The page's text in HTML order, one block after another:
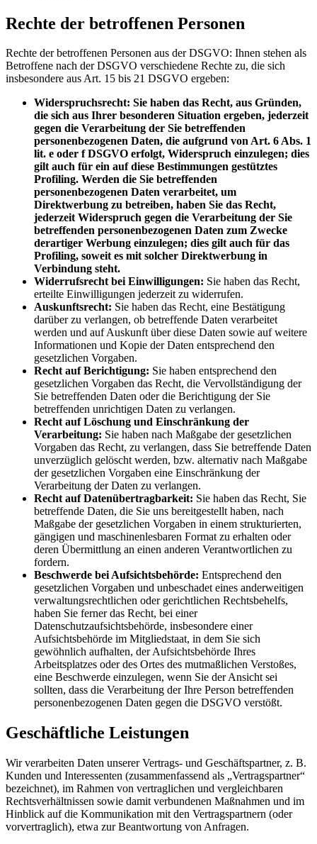
Rechte der betroffenen Personen
Rechte der betroffenen Personen aus der DSGVO: Ihnen stehen als
Betroffene nach der DSGVO verschiedene Rechte zu, die sich
insbesondere aus Art. 15 bis 21 DSGVO ergeben:
Widerspruchsrecht: Sie haben das Recht, aus Gründen,
die sich aus Ihrer besonderen Situation ergeben, jederzeit
gegen die Verarbeitung der Sie betreffenden
personenbezogenen Daten, die aufgrund von Art. 6 Abs. 1
lit. e oder f DSGVO erfolgt, Widerspruch einzulegen; dies
gilt auch für ein auf diese Bestimmungen gestütztes
Profiling. Werden die Sie betreffenden
personenbezogenen Daten verarbeitet, um
Direktwerbung zu betreiben, haben Sie das Recht,
jederzeit Widerspruch gegen die Verarbeitung der Sie
betreffenden personenbezogenen Daten zum Zwecke
derartiger Werbung einzulegen; dies gilt auch für das
Profiling, soweit es mit solcher Direktwerbung in
Verbindung steht.
Widerrufsrecht bei Einwilligungen: Sie haben das Recht,
erteilte Einwilligungen jederzeit zu widerrufen.
Auskunftsrecht: Sie haben das Recht, eine Bestätigung
darüber zu verlangen, ob betreffende Daten verarbeitet
werden und auf Auskunft über diese Daten sowie auf weitere
Informationen und Kopie der Daten entsprechend den
gesetzlichen Vorgaben.
Recht auf Berichtigung: Sie haben entsprechend den
gesetzlichen Vorgaben das Recht, die Vervollständigung der
Sie betreffenden Daten oder die Berichtigung der Sie
betreffenden unrichtigen Daten zu verlangen.
Recht auf Löschung und Einschränkung der
Verarbeitung: Sie haben nach Maßgabe der gesetzlichen
Vorgaben das Recht, zu verlangen, dass Sie betreffende Daten
unverzüglich gelöscht werden, bzw. alternativ nach Maßgabe
der gesetzlichen Vorgaben eine Einschränkung der
Verarbeitung der Daten zu verlangen.
Recht auf Datenübertragbarkeit: Sie haben das Recht, Sie
betreffende Daten, die Sie uns bereitgestellt haben, nach
Maßgabe der gesetzlichen Vorgaben in einem strukturierten,
gängigen und maschinenlesbaren Format zu erhalten oder
deren Übermittlung an einen anderen Verantwortlichen zu
fordern.
Beschwerde bei Aufsichtsbehörde: Entsprechend den
gesetzlichen Vorgaben und unbeschadet eines anderweitigen
verwaltungsrechtlichen oder gerichtlichen Rechtsbehelfs,
haben Sie ferner das Recht, bei einer
Datenschutzaufsichtsbehörde, insbesondere einer
Aufsichtsbehörde im Mitgliedstaat, in dem Sie sich
gewöhnlich aufhalten, der Aufsichtsbehörde Ihres
Arbeitsplatzes oder des Ortes des mutmaßlichen Verstoßes,
eine Beschwerde einzulegen, wenn Sie der Ansicht sei
sollten, dass die Verarbeitung der Ihre Person betreffenden
personenbezogenen Daten gegen die DSGVO verstößt.
Geschäftliche Leistungen
Wir verarbeiten Daten unserer Vertrags- und Geschäftspartner, z. B.
Kunden und Interessenten (zusammenfassend als „Vertragspartner“
bezeichnet), im Rahmen von vertraglichen und vergleichbaren
Rechtsverhältnissen sowie damit verbundenen Maßnahmen und im
Hinblick auf die Kommunikation mit den Vertragspartnern (oder
vorvertraglich), etwa zur Beantwortung von Anfragen.